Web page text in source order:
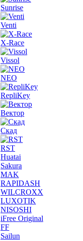
Sunrise
Venti
X-Race
Vissol
NEO
RepliKey
Вектор
Скад
RST
Huatai
Sakura
MAK
RAPIDASH
WILCROXX
LUXOTIK
NISOSHI
iFree Original
FF
Sailun